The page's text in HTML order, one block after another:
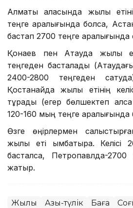
Алматы қаласында жылқы
теңге аралығында болса,
бастап 2700 теңге аралығында
Қонаев пен Ақтауда жылқы
теңгеден басталады
2400-2800 теңгеден
Қостанайда жылқы етінің
тұрады (егер бөлшектеп
120-160 мың теңге аралығында
Өзге өңірлермен
жылқы еті қымбатырақ. Келісі
басталса, Петропавлда-
жатыр.
Жылқы Азық-түлік Баға